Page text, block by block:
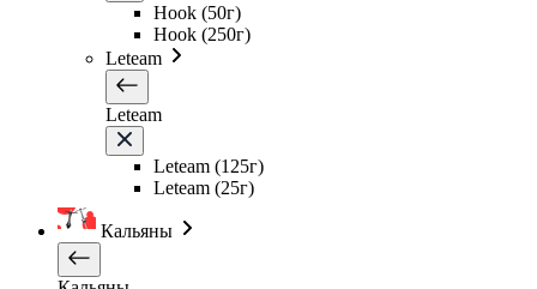
Hook (50г)
Hook (250г)
Leteam
Leteam
Leteam (125г)
Leteam (25г)
Кальяны